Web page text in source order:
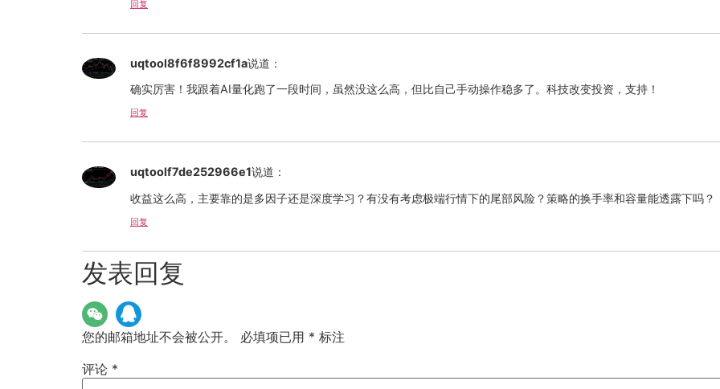
回复
uqtool8f6f8992cf1a说道：
确实厉害！我跟着AI量化跑了一段时间，虽然没这么高，但比自己手动操作稳多了。科技改变投资，支持！
回复
uqtoolf7de252966e1说道：
收益这么高，主要靠的是多因子还是深度学习？有没有考虑极端行情下的尾部风险？策略的换手率和容量能透露下吗？
回复
发表回复
您的邮箱地址不会被公开。 必填项已用 * 标注
评论 *